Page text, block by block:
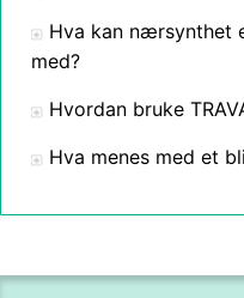
Hva kan nærsynthet
med?
Hvordan bruke
Hva menes med et